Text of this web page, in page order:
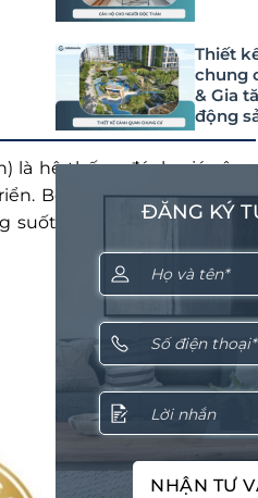
đáp ứng đồng thời các
Vậy tiêu chuẩn LEED có gì
là hệ thống đánh giá công
Bộ tiêu chuẩn này được
suốt vòng đời, từ giai đoạn
Thiết
chung
& Gia
động
ĐĂNG KÝ
NHẬN TƯ